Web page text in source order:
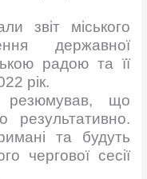
звіт міського
державної
радою та її
рік.
резюмував, що
результативно.
та будуть
чергової сесії